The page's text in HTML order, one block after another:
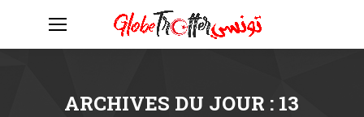
ARCHIVES DU JOUR : 13